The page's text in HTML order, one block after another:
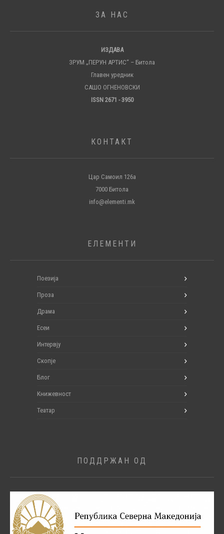
ЗА НАС
ИЗДАВА
ЗРУМ „ПЕРУН АРТИС“ – Битола
Главен уредник
САШО ОГНЕНОВСКИ
ISSN 2671 - 3950
КОНТАКТ
Цар Самоил 126а
7000 Битола
info@elementi.mk
ЕЛЕМЕНТИ
Поезија
Проза
Драма
Есеи
Интервју
Скопје
Блог
Книжевност
Театар
ПОДДРЖАН ОД